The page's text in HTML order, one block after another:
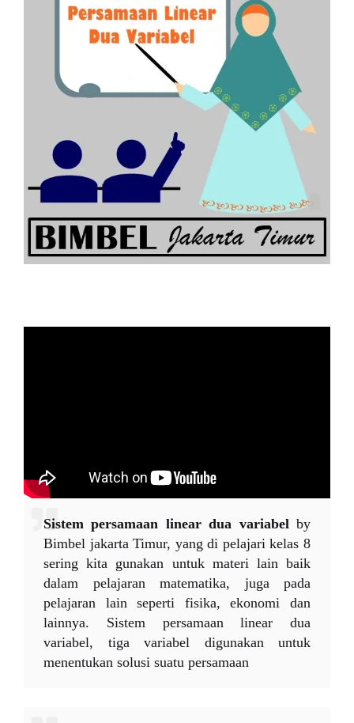
Sistem persamaan linear dua variabelby
Bimbel jakarta Timur, yang di pelajari kelas 8
sering kita gunakan untuk materi lain baik
dalam pelajaran matematika, juga pada
pelajaran lain seperti fisika, ekonomi dan
lainnya. Sistem persamaan linear dua
variabel, tiga variabel digunakan untuk
menentukan solusi suatu persamaan